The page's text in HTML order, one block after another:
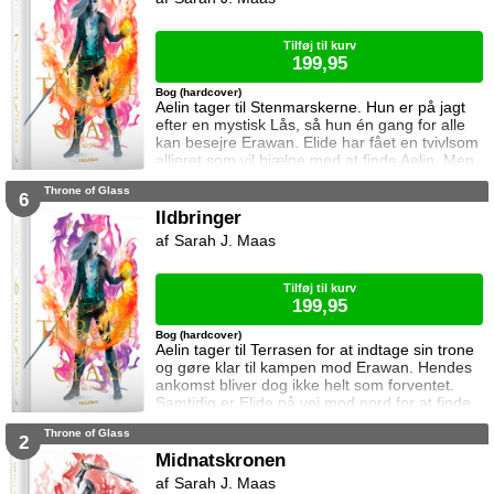
Hertug Perrington har givet hende klare
Aelin tager til Stenmarskerne. Hun er på jagt
efter en mystisk Lås, så hun én gang for alle
kan besejre Erawan. Elide har fået en tvivlsom
allieret som vil hjælpe med at finde Aelin. Men
for hvilken pris? Manon vågner i lænker og
Dorian ikke glemme heksen der hjalp ham i
Bog (hardcover)
Tilføj til kurv
199,95
6 Throne of Glass
Ildbringer
Aelin tager til Terrasen for at indtage sin trone
og gøre klar til kampen mod Erawan. Hendes
ankomst bliver dog ikke helt som forventet.
Samtidig er Elide på vej mod nord for at finde
Aelin og Celaena Sardothien. Oakwaldskoven
når nogen følger efter én. Dorian forsøger at
Bog (hardcover)
Sarah J. Maas
Tilføj til kurv
199,95
2 Throne of Glass
Midnatskronen
Sarah J. Maas